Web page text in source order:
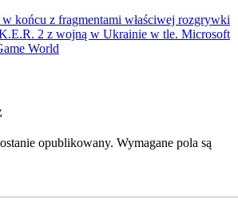
w końcu z fragmentami właściwej rozgrywki
2 z wojną w Ukrainie w tle. Microsoft
World
opublikowany. Wymagane pola są